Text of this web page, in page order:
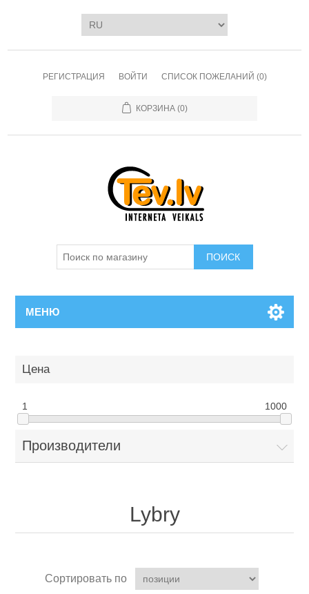
РЕГИСТРАЦИЯ ВОЙТИ СПИСОК ПОЖЕЛАНИЙ (0)
КОРЗИНА (0)
ПОИСК
МЕНЮ
Цена
1 1000
Производители
Lybry
Сортировать по